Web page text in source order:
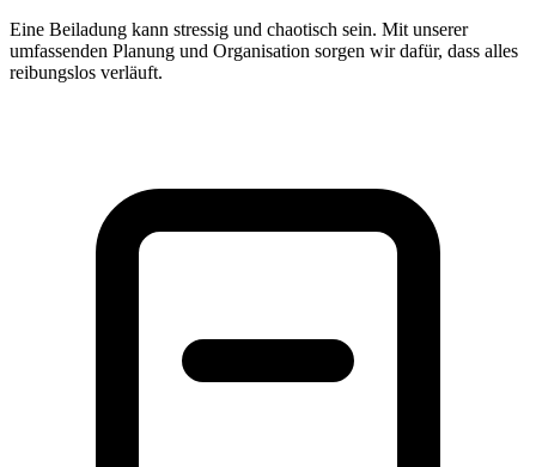
Eine Beiladung kann stressig und chaotisch sein. Mit unserer
umfassenden Planung und Organisation sorgen wir dafür, dass alles
reibungslos verläuft.